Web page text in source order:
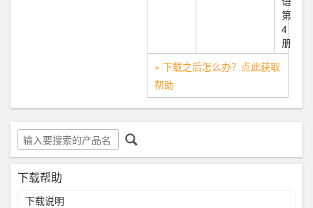
第
4
册
» 下载之后怎么办？点此获取
帮助
下载帮助
下载说明